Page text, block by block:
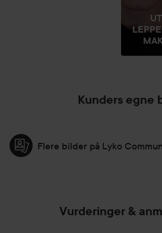
Kunders egne
Flere bilder på Lyko
Vurderinger &